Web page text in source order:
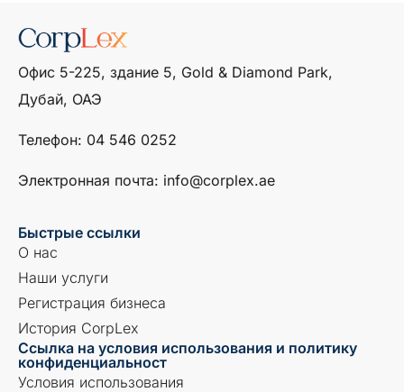
Офис 5-225, здание 5, Gold & Diamond Park,
Дубай, ОАЭ
Телефон: ‎04 546 0252
Электронная почта: info@corplex.ae
Быстрые ссылки
О нас
Наши услуги
Регистрация бизнеса
История CorpLex
Ссылка на условия использования и политику
конфиденциальност
Условия использования